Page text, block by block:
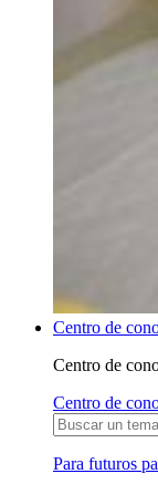
Centro de
Centro de
Centro de
Para futuros